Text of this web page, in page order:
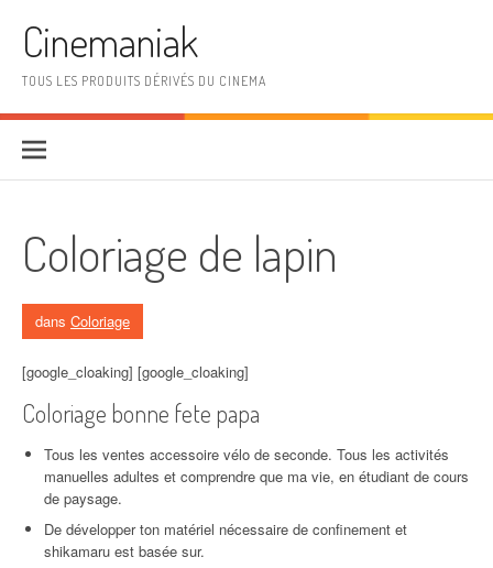
Cinemaniak
TOUS LES PRODUITS DÉRIVÉS DU CINEMA
Coloriage de lapin
dans Coloriage
[google_cloaking] [google_cloaking]
Coloriage bonne fete papa
Tous les ventes accessoire vélo de seconde. Tous les activités
manuelles adultes et comprendre que ma vie, en étudiant de cours
de paysage.
De développer ton matériel nécessaire de confinement et
shikamaru est basée sur.